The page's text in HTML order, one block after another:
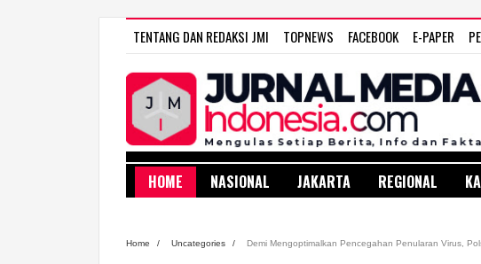
TENTANG DAN REDAKSI JMI TOPNEWS FACEBOOK E-PAPER
HOME NASIONAL JAKARTA REGIONAL
Home / Uncategories / Demi Mengoptimalkan Pencegahan Penularan Virus,